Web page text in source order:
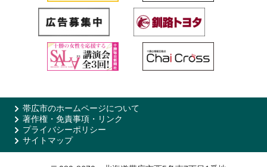
帯広市のホームページについて
著作権・免責事項・リンク
プライバシーポリシー
サイトマップ